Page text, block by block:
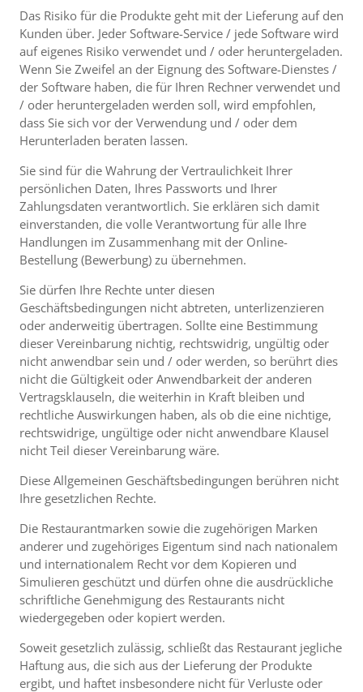
Das Risiko für die Produkte geht mit der Lieferung auf den
Kunden über. Jeder Software-Service / jede Software wird
auf eigenes Risiko verwendet und / oder heruntergeladen.
Wenn Sie Zweifel an der Eignung des Software-Dienstes /
der Software haben, die für Ihren Rechner verwendet und
/ oder heruntergeladen werden soll, wird empfohlen,
dass Sie sich vor der Verwendung und / oder dem
Herunterladen beraten lassen.
Sie sind für die Wahrung der Vertraulichkeit Ihrer
persönlichen Daten, Ihres Passworts und Ihrer
Zahlungsdaten verantwortlich. Sie erklären sich damit
einverstanden, die volle Verantwortung für alle Ihre
Handlungen im Zusammenhang mit der Online-
Bestellung (Bewerbung) zu übernehmen.
Sie dürfen Ihre Rechte unter diesen
Geschäftsbedingungen nicht abtreten, unterlizenzieren
oder anderweitig übertragen. Sollte eine Bestimmung
dieser Vereinbarung nichtig, rechtswidrig, ungültig oder
nicht anwendbar sein und / oder werden, so berührt dies
nicht die Gültigkeit oder Anwendbarkeit der anderen
Vertragsklauseln, die weiterhin in Kraft bleiben und
rechtliche Auswirkungen haben, als ob die eine nichtige,
rechtswidrige, ungültige oder nicht anwendbare Klausel
nicht Teil dieser Vereinbarung wäre.
Diese Allgemeinen Geschäftsbedingungen berühren nicht
Ihre gesetzlichen Rechte.
Die Restaurantmarken sowie die zugehörigen Marken
anderer und zugehöriges Eigentum sind nach nationalem
und internationalem Recht vor dem Kopieren und
Simulieren geschützt und dürfen ohne die ausdrückliche
schriftliche Genehmigung des Restaurants nicht
wiedergegeben oder kopiert werden.
Soweit gesetzlich zulässig, schließt das Restaurant jegliche
Haftung aus, die sich aus der Lieferung der Produkte
ergibt, und haftet insbesondere nicht für Verluste oder